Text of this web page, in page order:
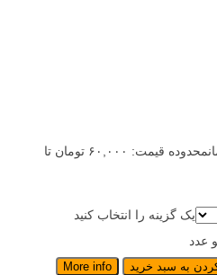
محدوده قیمت: ۶۰,۰۰۰ تومان تا
یک گزینه را انتخاب کنید
عدد
به سبد خرید More info